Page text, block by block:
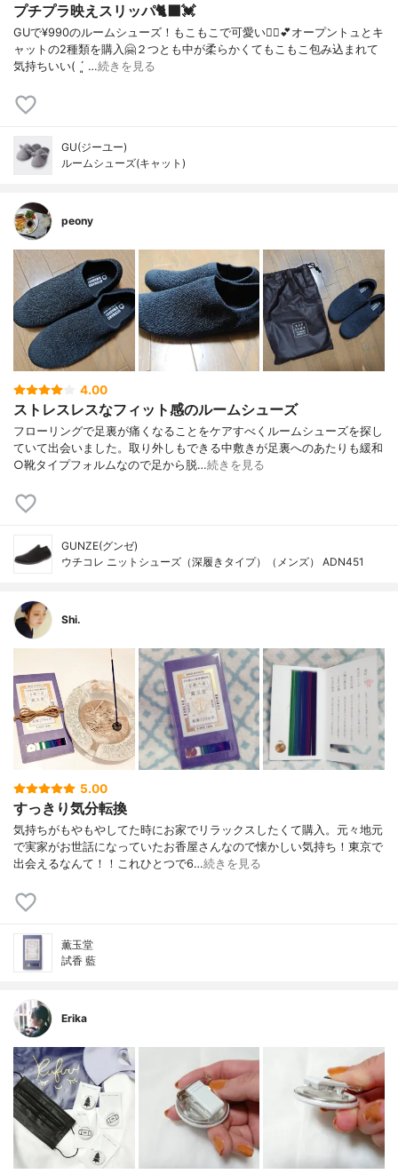
プチプラ映えスリッパ🐈‍⬛💓
GUで¥990のルームシューズ！もこもこで可愛い🙆‍♀️💕オープントュとキ
ャットの2種類を購入🤗２つとも中が柔らかくてもこもこ包み込まれて
気持ちいい( ´͈ …続きを見る
GU(ジーユー)
ルームシューズ(キャット)
peony
4.00
ストレスレスなフィット感のルームシューズ
フローリングで足裏が痛くなることをケアすべくルームシューズを探し
ていて出会いました。取り外しもできる中敷きが足裏へのあたりも緩和
○靴タイプフォルムなので足から脱…続きを見る
GUNZE(グンゼ)
ウチコレ ニットシューズ（深履きタイプ）（メンズ） ADN451
Shi.
5.00
すっきり気分転換
気持ちがもやもやしてた時にお家でリラックスしたくて購入。元々地元
で実家がお世話になっていたお香屋さんなので懐かしい気持ち！東京で
出会えるなんて！！これひとつで6…続きを見る
薫玉堂
試香 藍
Erika